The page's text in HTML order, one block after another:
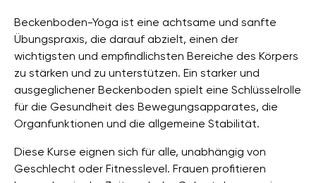
Beckenboden-Yoga ist eine achtsame und sanfte
Übungspraxis, die darauf abzielt, einen der
wichtigsten und empfindlichsten Bereiche des Körpers
zu stärken und zu unterstützen. Ein starker und
ausgeglichener Beckenboden spielt eine Schlüsselrolle
für die Gesundheit des Bewegungsapparates, die
Organfunktionen und die allgemeine Stabilität.
Diese Kurse eignen sich für alle, unabhängig von
Geschlecht oder Fitnesslevel. Frauen profitieren